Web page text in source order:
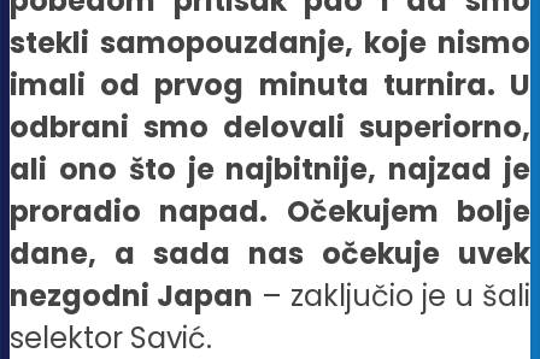
stekli samopouzdanje, koje nismo
imali od prvog minuta turnira. U
odbrani smo delovali superiorno,
ali ono što je najbitnije, najzad je
proradio napad. Očekujem bolje
dane, a sada nas očekuje uvek
nezgodni Japan – zaključio je u šali
selektor Savić.